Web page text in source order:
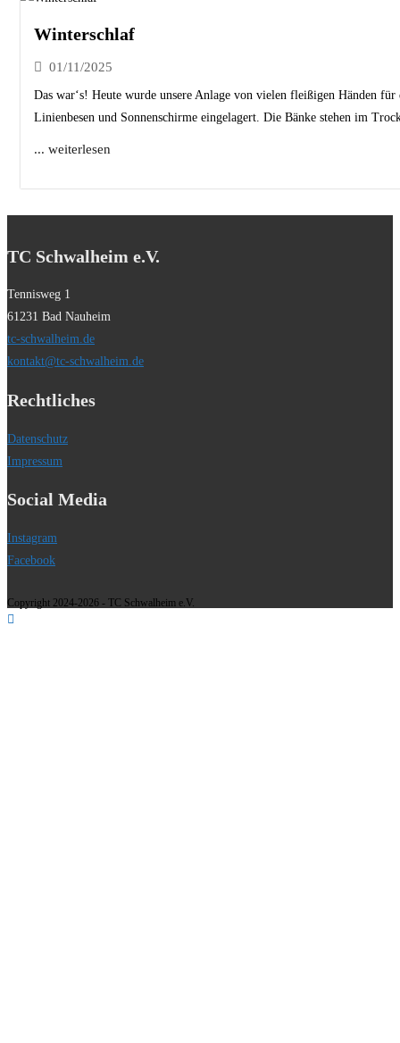
Winterschlaf
01/11/2025
Das war‘s! Heute wurde unsere Anlage von vielen fleißigen Händen
Linienbesen und Sonnenschirme eingelagert. Die Bänke stehen im
... weiterlesen
TC Schwalheim e.V.
Tennisweg 1
61231 Bad Nauheim
tc-schwalheim.de
kontakt@tc-schwalheim.de
Rechtliches
Datenschutz
Impressum
Social Media
Instagram
Facebook
Copyright 2024-2026 - TC Schwalheim e.V.